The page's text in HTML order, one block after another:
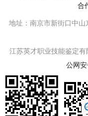
合
地址：南京市新街口中
江苏英才职业技能鉴定
公网